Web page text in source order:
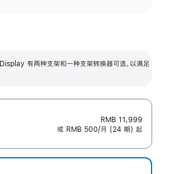
有两种支架和一种支架转换器可选，以满足
RMB 11,999
或 RMB 500/月 (24 期) 起